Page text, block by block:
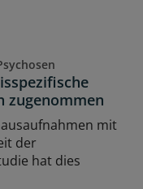
zugenommen
mit
der
hat dies